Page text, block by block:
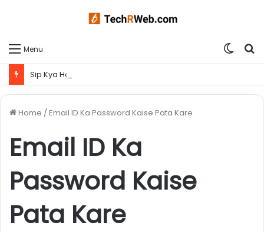
Menu
Switch
skin
Home /Email ID Ka Password Kaise Pata Kare
Email ID Ka
Password Kaise
Pata Kare